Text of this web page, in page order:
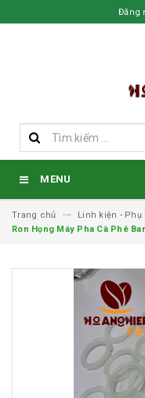
Đăng
MENU
Trang chủ
Linh kiện - Phụ
Ron Họng Máy Pha Cà Phê